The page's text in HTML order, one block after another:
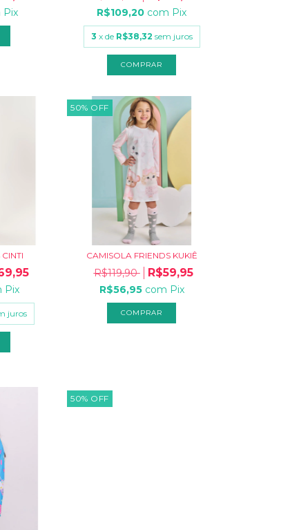
Pix R$109,20 com Pix
3 x de R$38,32 sem juros
COMPRAR
Pix
juros
50% OFF
CAMISOLA FRIENDS KUKIÊ
R$119,90 R$59,95
R$56,95 com Pix
COMPRAR
50% OFF